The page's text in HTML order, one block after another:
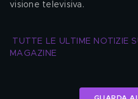
visione televisiva.
TUTTE LE ULTIME NOTIZIE
MAGAZINE
GUARDA